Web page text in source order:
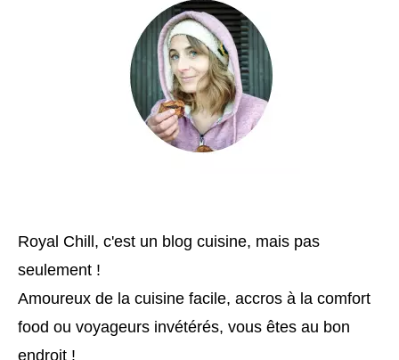
Royal Chill, c'est un blog cuisine, mais pas
seulement !
Amoureux de la cuisine facile, accros à la comfort
food ou voyageurs invétérés, vous êtes au bon
endroit !